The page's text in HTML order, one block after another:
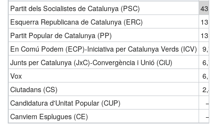
Partit dels Socialistes de Catalunya (PSC)
Esquerra Republicana de Catalunya (ERC)
Partit Popular de Catalunya (PP)
En Comú Podem (ECP)-Iniciativa per Catalunya Verds (ICV) 9,73
Junts per Catalunya (JxC)-Convergència i Unió (CiU)
6,75
Vox
6,17
Ciutadans (CS)
2,43
Candidatura d'Unitat Popular (CUP)
—
Canviem Esplugues (CE)
—